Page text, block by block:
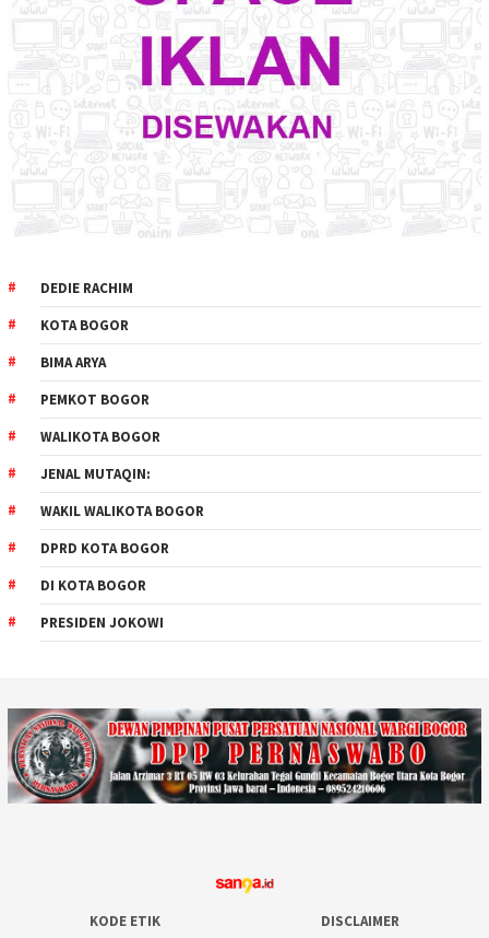
DEDIE RACHIM
KOTA BOGOR
BIMA ARYA
PEMKOT BOGOR
WALIKOTA BOGOR
JENAL MUTAQIN:
WAKIL WALIKOTA BOGOR
DPRD KOTA BOGOR
DI KOTA BOGOR
PRESIDEN JOKOWI
KODE ETIK DISCLAIMER